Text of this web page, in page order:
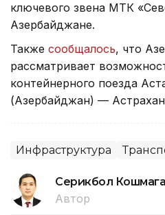
ключевого звена МТК
Азербайджане.
Также сообщалось, что
рассматривает
контейнерного поезда
(Азербайджан) —
Инфраструктура
Серикбол
Автор